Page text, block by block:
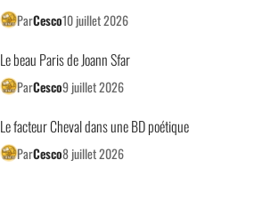
ParCesco10 juillet 2026
Le beau Paris de Joann Sfar
ParCesco9 juillet 2026
Le facteur Cheval dans une BD poétique
ParCesco8 juillet 2026